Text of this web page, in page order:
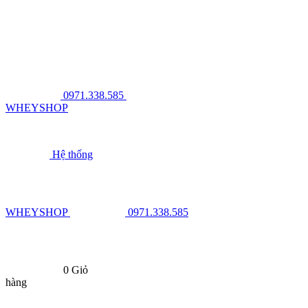
0971.338.585
WHEYSHOP
Hệ thống
WHEYSHOP 0971.338.585
0 Giỏ
hàng